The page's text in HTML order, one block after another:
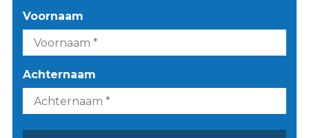
Voornaam
Achternaam